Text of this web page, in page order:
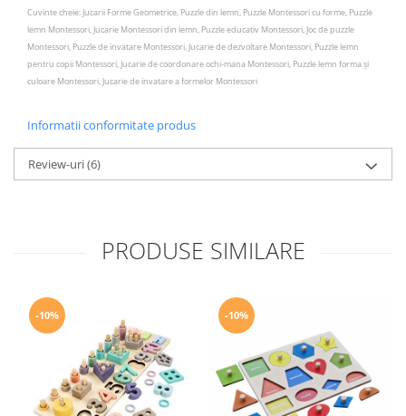
Cuvinte cheie: Jucarii Forme Geometrice, Puzzle din lemn, Puzzle Montessori cu forme, Puzzle
lemn Montessori, Jucarie Montessori din lemn, Puzzle educativ Montessori, Joc de puzzle
Montessori, Puzzle de invatare Montessori, Jucarie de dezvoltare Montessori, Puzzle lemn
pentru copii Montessori, Jucarie de coordonare ochi-mana Montessori, Puzzle lemn forma și
culoare Montessori, Jucarie de invatare a formelor Montessori
Informatii conformitate produs
Review-uri(6)
PRODUSE SIMILARE
-10% -10%